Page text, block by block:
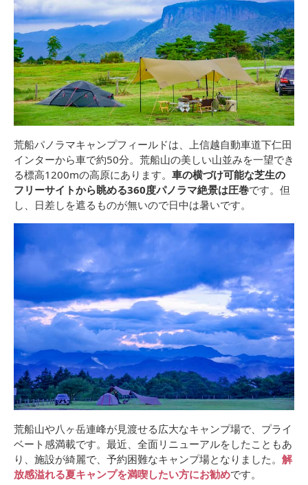
荒船パノラマキャンプフィールドは、上信越自動車道下仁田
インターから車で約50分。荒船山の美しい山並みを一望でき
る標高1200mの高原にあります。 車の横づけ可能な芝生の
フリーサイトから眺める360度パノラマ絶景は圧巻です。但
し、日差しを遮るものが無いので日中は暑いです。
荒船山や八ヶ岳連峰が見渡せる広大なキャンプ場で、プライ
ベート感満載です。最近、全面リニューアルをしたこともあ
り、施設が綺麗で、予約困難なキャンプ場となりました。 解
放感溢れる夏キャンプを満喫したい方にお勧めです。